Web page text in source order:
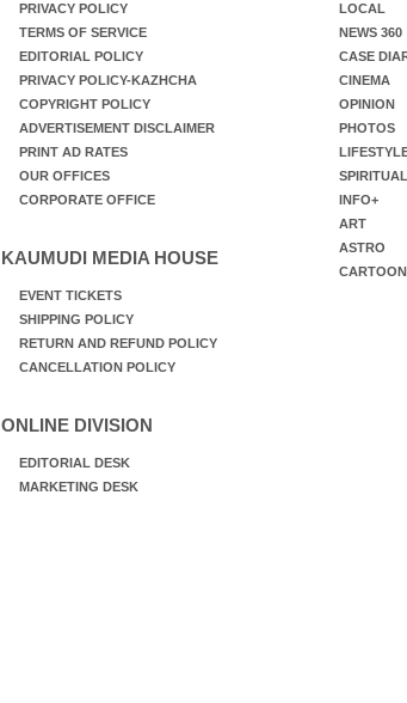
PRIVACY POLICY
TERMS OF SERVICE
EDITORIAL POLICY
PRIVACY POLICY-KAZHCHA
COPYRIGHT POLICY
ADVERTISEMENT DISCLAIMER
PRINT AD RATES
OUR OFFICES
CORPORATE OFFICE
KAUMUDI MEDIA HOUSE
EVENT TICKETS
SHIPPING POLICY
RETURN AND REFUND POLICY
CANCELLATION POLICY
ONLINE DIVISION
EDITORIAL DESK
MARKETING DESK
LOCAL
NEWS 360
CASE
CINEMA
OPINION
PHOTOS
SPIRITUAL
INFO+
ART
ASTRO